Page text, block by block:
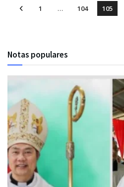
1 … 104 105
Notas populares